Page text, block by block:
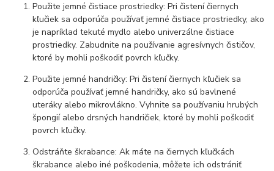
Použite jemné čistiace prostriedky: Pri čistení čiernych
kľučiek sa odporúča používať jemné čistiace prostriedky, ako
je napríklad tekuté mydlo alebo univerzálne čistiace
prostriedky. Zabudnite na používanie agresívnych čističov,
ktoré by mohli poškodiť povrch kľučky.
Použite jemné handričky: Pri čistení čiernych kľučiek sa
odporúča používať jemné handričky, ako sú bavlnené
uteráky alebo mikrovlákno. Vyhnite sa používaniu hrubých
špongií alebo drsných handričiek, ktoré by mohli poškodiť
povrch kľučky.
Odstráňte škrabance: Ak máte na čiernych kľučkách
škrabance alebo iné poškodenia, môžete ich odstrániť